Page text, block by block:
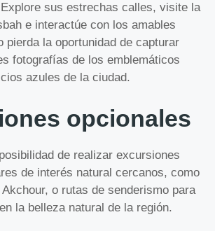
sus estrechas calles, visite la
e interactúe con los amables
pierda la oportunidad de capturar
fotografías de los emblemáticos
azules de la ciudad.
opcionales
de realizar excursiones
de interés natural cercanos, como
o rutas de senderismo para
la belleza natural de la región.